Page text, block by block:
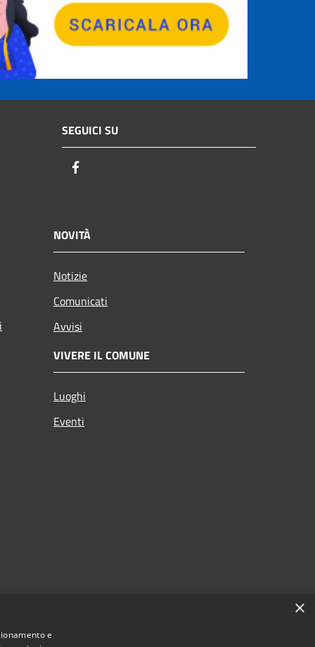
SEGUICI SU
NOVITÀ
Notizie
Comunicati
Avvisi
VIVERE IL COMUNE
Luoghi
Eventi
×
e